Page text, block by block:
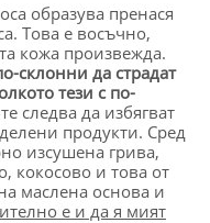
образува пренася
Това е восъчно,
кожа произвежда.
склонни да страдат
тези с по-
следва да избягват
продукти. Сред
изсушена грива,
кокосово и това от
маслена основа и
е и да я мият